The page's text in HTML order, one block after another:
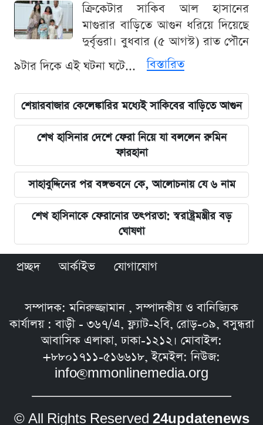
ক্রিকেটার সাকিব আল হাসানের
মাগুরার বাড়িতে আগুন ধরিয়ে দিয়েছে
দুর্বৃত্তরা। বুধবার (৫ আগস্ট) রাত পৌনে
৯টার দিকে এই ঘটনা ঘটে...
বিস্তারিত
শেয়ারবাজার কেলেঙ্কারির মধ্যেই সাকিবের বাড়িতে আগুন
শেখ হাসিনার দেশে ফেরা নিয়ে যা বললেন রুমিন
ফারহানা
সাহাবুদ্দিনের পর বঙ্গভবনে কে, আলোচনায় যে ৬ নাম
শেখ হাসিনাকে ফেরানোর তৎপরতা: স্বরাষ্ট্রমন্ত্রীর বড়
ঘোষণা
প্রচ্ছদ আর্কাইভ যোগাযোগ
সম্পাদক: মনিরুজ্জামান , সম্পাদকীয় ও বানিজ্যিক
কার্যালয় : বাড়ী - ৩৬৭/এ, ফ্ল্যাট-২বি, রোড়-০৯, বসুন্ধরা
আবাসিক এলাকা, ঢাকা-১২১২। মোবাইল:
+৮৮০১৭১১-৫১৬৬১৮, ইমেইল: নিউজ:
info@mmonlinemedia.org
© All Rights Reserved 24updatenews